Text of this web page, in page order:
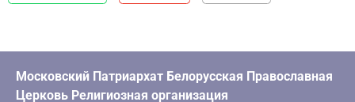
Московский Патриархат Белорусская Православная
Церковь Религиозная организация